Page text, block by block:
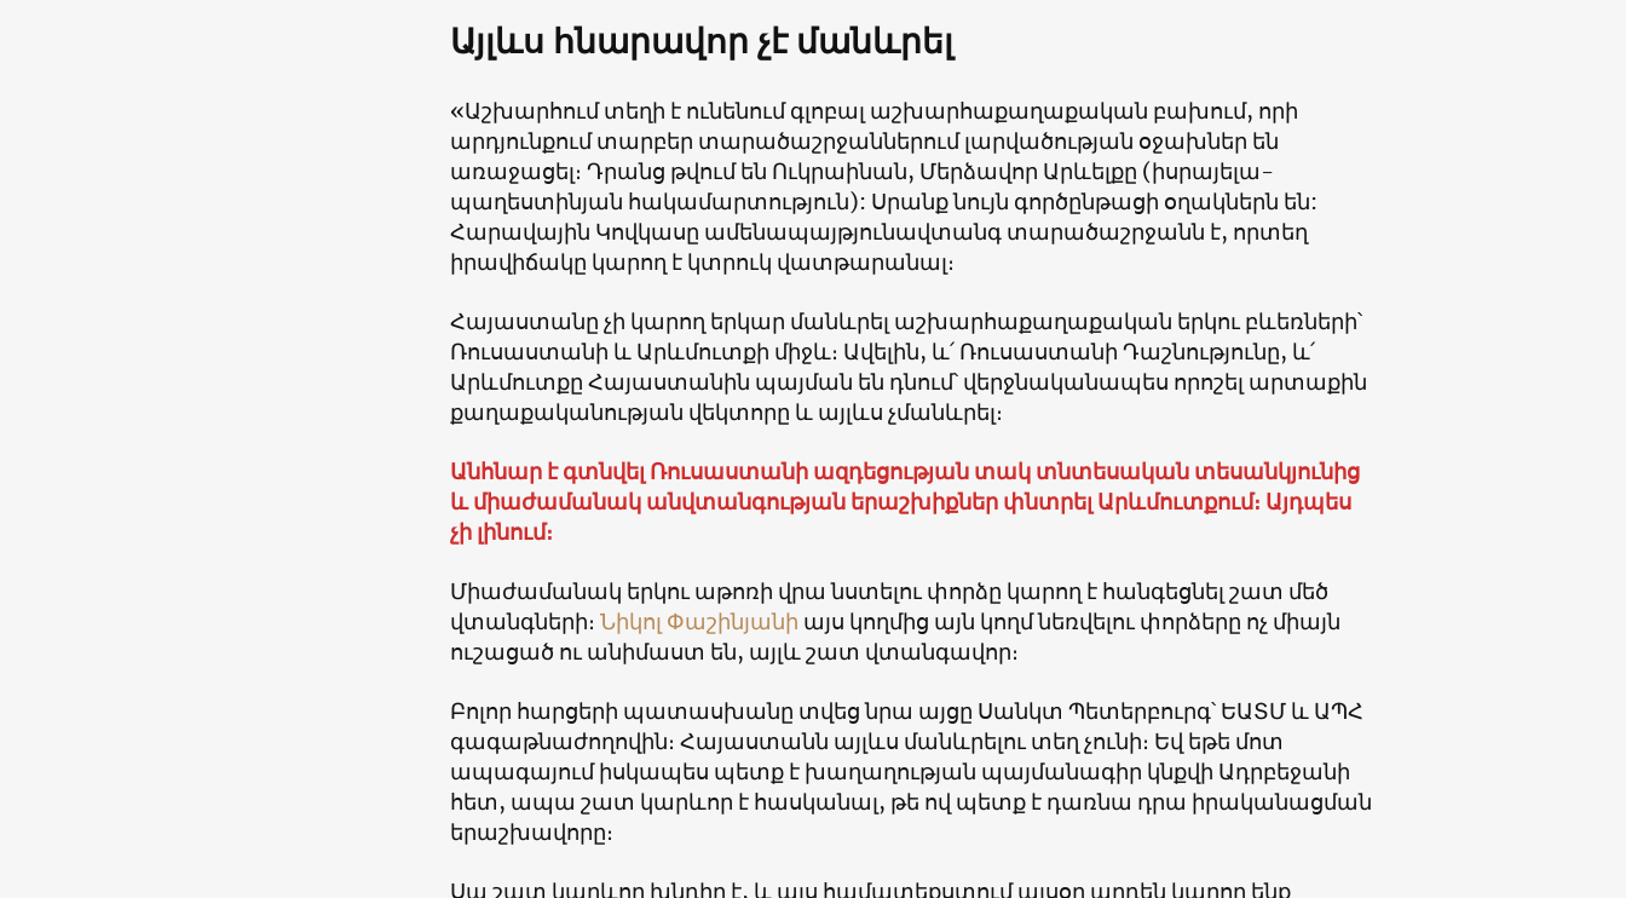
Այլևս հնարավոր չէ մանևրել
«Աշխարհում տեղի է ունենում գլոբալ աշխարհաքաղաքական բախում, որի
արդյունքում տարբեր տարածաշրջաններում լարվածության օջախներ են
առաջացել։ Դրանց թվում են Ուկրաինան, Մերձավոր Արևելքը (իսրայելա-
պաղեստինյան հակամարտություն): Սրանք նույն գործընթացի օղակներն են:
Հարավային Կովկասը ամենապայթյունավտանգ տարածաշրջանն է, որտեղ
իրավիճակը կարող է կտրուկ վատթարանալ։
Հայաստանը չի կարող երկար մանևրել աշխարհաքաղաքական երկու բևեռների՝
Ռուսաստանի և Արևմուտքի միջև։ Ավելին, և՛ Ռուսաստանի Դաշնությունը, և՛
Արևմուտքը Հայաստանին պայման են դնում՝ վերջնականապես որոշել արտաքին
քաղաքականության վեկտորը և այլևս չմանևրել։
Անհնար է գտնվել Ռուսաստանի ազդեցության տակ տնտեսական տեսանկյունից
և միաժամանակ անվտանգության երաշխիքներ փնտրել Արևմուտքում։ Այդպես
չի լինում։
Միաժամանակ երկու աթոռի վրա նստելու փորձը կարող է հանգեցնել շատ մեծ
վտանգների։ Նիկոլ Փաշինյանի այս կողմից այն կողմ նեռվելու փորձերը ոչ միայն
ուշացած ու անիմաստ են, այլև շատ վտանգավոր։
Բոլոր հարցերի պատասխանը տվեց նրա այցը Սանկտ Պետերբուրգ՝ ԵԱՏՄ և ԱՊՀ
գագաթնաժողովին։ Հայաստանն այլևս մանևրելու տեղ չունի։ Եվ եթե մոտ
ապագայում իսկապես պետք է խաղաղության պայմանագիր կնքվի Ադրբեջանի
հետ, ապա շատ կարևոր է հասկանալ, թե ով պետք է դառնա դրա իրականացման
երաշխավորը։
Սա շատ կարևոր խնդիր է, և այս համատեքստում այսօր արդեն կարող ենք